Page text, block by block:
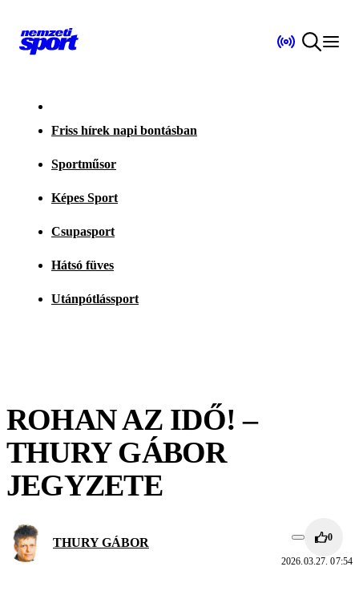
Friss hírek napi bontásban
Sportműsor
Képes Sport
Csupasport
Hátsó füves
Utánpótlássport
ROHAN AZ IDŐ! –
THURY GÁBOR
JEGYZETE
THURY GÁBOR 0
2026.03.27. 07:54